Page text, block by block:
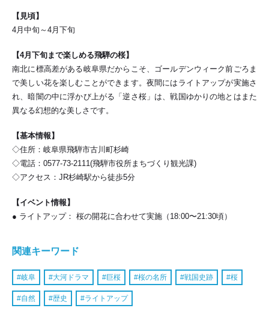
【見頃】
4月中旬～4月下旬
【4月下旬まで楽しめる飛騨の桜】
南北に標高差がある岐阜県だからこそ、ゴールデンウィーク前ごろま
で美しい花を楽しむことができます。夜間にはライトアップが実施さ
れ、暗闇の中に浮かび上がる「逆さ桜」は、戦国ゆかりの地とはまた
異なる幻想的な美しさです。
【基本情報】
◇住所：岐阜県飛騨市古川町杉崎
◇電話：0577-73-2111(飛騨市役所まちづくり観光課)
◇アクセス：JR杉崎駅から徒歩5分
【イベント情報】
● ライトアップ： 桜の開花に合わせて実施（18:00〜21:30頃）
関連キーワード
岐阜 大河ドラマ 巨桜 桜の名所 戦国史跡 桜
自然 歴史 ライトアップ